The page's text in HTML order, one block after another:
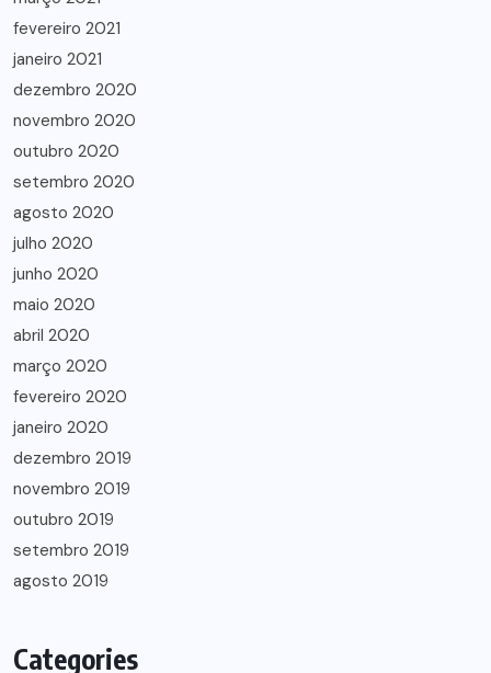
fevereiro 2021
janeiro 2021
dezembro 2020
novembro 2020
outubro 2020
setembro 2020
agosto 2020
julho 2020
junho 2020
maio 2020
abril 2020
março 2020
fevereiro 2020
janeiro 2020
dezembro 2019
novembro 2019
outubro 2019
setembro 2019
agosto 2019
Categories